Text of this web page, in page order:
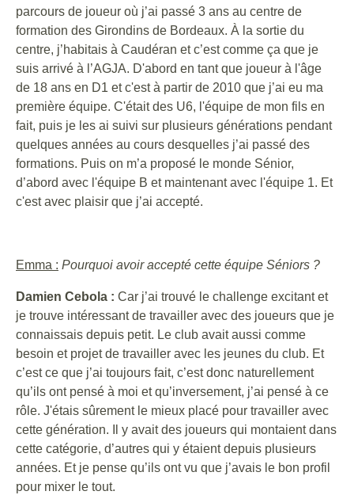
parcours de joueur où j’ai passé 3 ans au centre de
formation des Girondins de Bordeaux. À la sortie du
centre, j’habitais à Caudéran et c’est comme ça que je
suis arrivé à l’AGJA. D'abord en tant que joueur à l'âge
de 18 ans en D1 et c'est à partir de 2010 que j’ai eu ma
première équipe. C'était des U6, l'équipe de mon fils en
fait, puis je les ai suivi sur plusieurs générations pendant
quelques années au cours desquelles j’ai passé des
formations. Puis on m’a proposé le monde Sénior,
d’abord avec l'équipe B et maintenant avec l'équipe 1. Et
c'est avec plaisir que j’ai accepté.
Emma : Pourquoi avoir accepté cette équipe Séniors ?
Damien Cebola : Car j’ai trouvé le challenge excitant et
je trouve intéressant de travailler avec des joueurs que je
connaissais depuis petit. Le club avait aussi comme
besoin et projet de travailler avec les jeunes du club. Et
c’est ce que j’ai toujours fait, c’est donc naturellement
qu’ils ont pensé à moi et qu’inversement, j’ai pensé à ce
rôle. J'étais sûrement le mieux placé pour travailler avec
cette génération. Il y avait des joueurs qui montaient dans
cette catégorie, d’autres qui y étaient depuis plusieurs
années. Et je pense qu’ils ont vu que j’avais le bon profil
pour mixer le tout.